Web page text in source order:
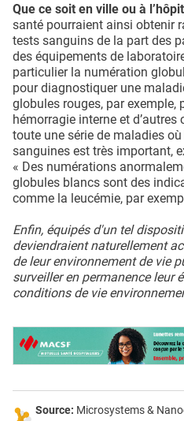
Que ce soit en ville ou à
santé pourraient ainsi obtenir
tests sanguins de la part des
des équipements de
particulier la numération
pour diagnostiquer une
globules rouges, par exemple,
hémorragie interne et
toute une série de maladies
sanguines est très important,
« Des numérations
globules blancs sont des
comme la leucémie, par
Enfin, équipés d'un tel
deviendraient naturellement
de leur environnement de vie
surveiller en permanence leur
conditions de vie
Source: Microsystems &